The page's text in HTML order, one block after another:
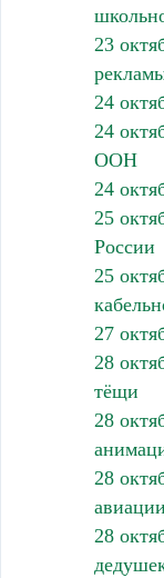
23
24
24
ООН
24
25
России
25
27
28
тёщи
28
28
авиации
28